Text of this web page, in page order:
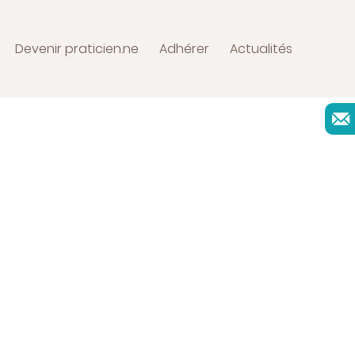
Devenir praticien.ne Adhérer Actualités